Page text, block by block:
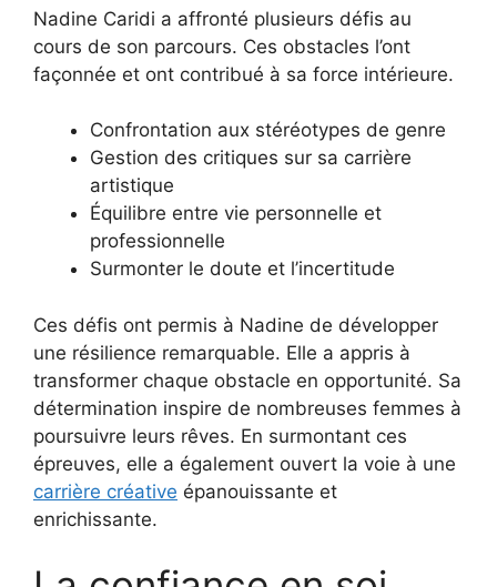
Nadine Caridi a affronté plusieurs défis au
cours de son parcours. Ces obstacles l’ont
façonnée et ont contribué à sa force intérieure.
Confrontation aux stéréotypes de genre
Gestion des critiques sur sa carrière
artistique
Équilibre entre vie personnelle et
professionnelle
Surmonter le doute et l’incertitude
Ces défis ont permis à Nadine de développer
une résilience remarquable. Elle a appris à
transformer chaque obstacle en opportunité. Sa
détermination inspire de nombreuses femmes à
poursuivre leurs rêves. En surmontant ces
épreuves, elle a également ouvert la voie à une
carrière créative épanouissante et
enrichissante.